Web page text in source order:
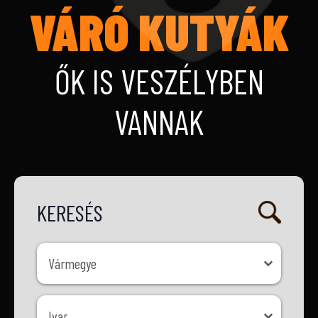
VÁRÓ KUTYÁK
ŐK IS VESZÉLYBEN
VANNAK
KERESÉS
Vármegye
Vármegye
Ivar